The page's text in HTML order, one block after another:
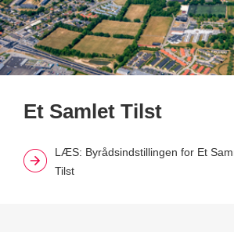
Et Samlet Tilst
LÆS: Byrådsindstillingen for Et
Tilst